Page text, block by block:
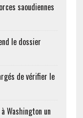
saoudiennes
le dossier
de vérifier le
Washington un